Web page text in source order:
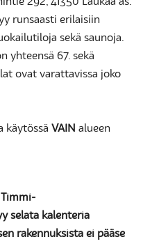
runsaasti erilaisiin
sekä saunoja.
yhteensä 67. sekä
ovat varattavissa joko
käytössä VAIN alueen
selata kalenteria
rakennuksista ei pääse